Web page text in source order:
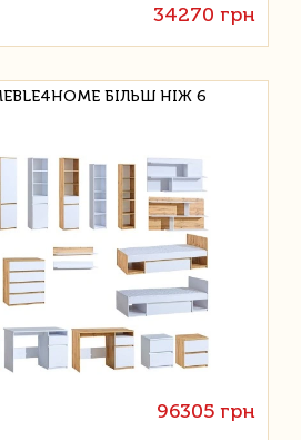
34270 грн
БІЛЬШ НІЖ 6
96305 грн